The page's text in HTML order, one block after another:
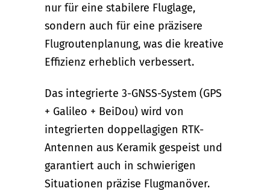
nur für eine stabilere Fluglage,
sondern auch für eine präzisere
Flugroutenplanung, was die kreative
Effizienz erheblich verbessert.
Das integrierte 3-GNSS-System (GPS
+ Galileo + BeiDou) wird von
integrierten doppellagigen RTK-
Antennen aus Keramik gespeist und
garantiert auch in schwierigen
Situationen präzise Flugmanöver.